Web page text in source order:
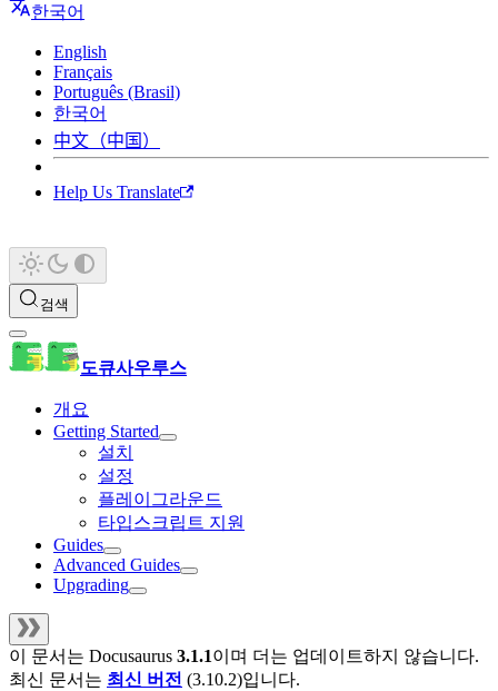
한국어
English
Français
Português (Brasil)
한국어
中文（中国）
Help Us Translate
검색
도큐사우루스
개요
Getting Started
설치
설정
플레이그라운드
타입스크립트 지원
Guides
Advanced Guides
Upgrading
이 문서는 Docusaurus 3.1.1이며 더는 업데이트하지 않습니다.
최신 문서는 최신 버전 (3.10.2)입니다.